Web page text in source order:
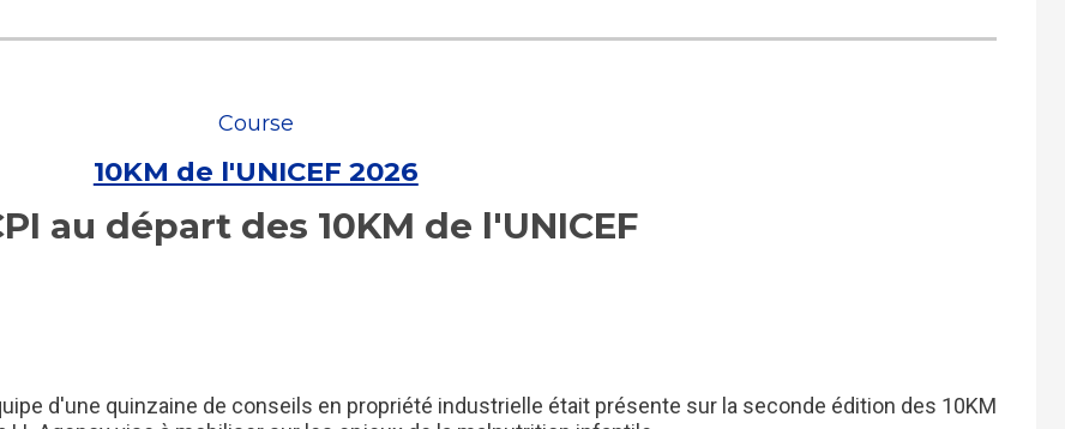
Course
10KM de l'UNICEF 2026
au départ des 10KM de l'UNICEF
d'une quinzaine de conseils en propriété industrielle était présente sur la seconde édition des 10KM